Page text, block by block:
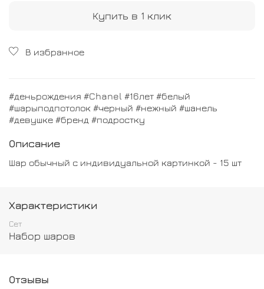
Купить в 1 клик
В избранное
#деньрождения #Chanel #16лет #белый
#шарыподпотолок #черный #нежный #шанель
#девушке #бренд #подростку
Описание
Шар обычный с индивидуальной картинкой - 15 шт
Характеристики
Сет
Набор шаров
Отзывы